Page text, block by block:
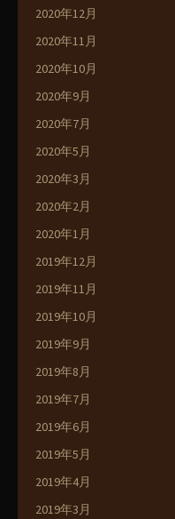
2020年12月
2020年11月
2020年10月
2020年9月
2020年7月
2020年5月
2020年3月
2020年2月
2020年1月
2019年12月
2019年11月
2019年10月
2019年9月
2019年8月
2019年7月
2019年6月
2019年5月
2019年4月
2019年3月